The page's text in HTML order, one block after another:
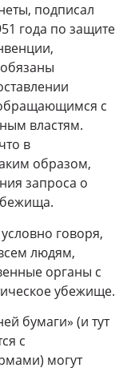
подписал
года по защите
с
властям.
в
образом,
запроса о
говоря,
людям,
органы с
убежище.
бумаги» (и тут
с
могут